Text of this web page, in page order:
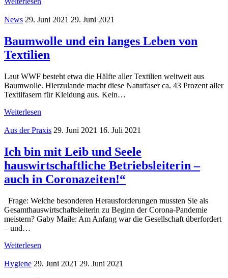
News 29. Juni 2021 29. Juni 2021
Baumwolle und ein langes Leben von
Textilien
Laut WWF besteht etwa die Hälfte aller Textilien weltweit aus
Baumwolle. Hierzulande macht diese Naturfaser ca. 43 Prozent aller
Textilfasern für Kleidung aus. Kein…
Weiterlesen
Aus der Praxis 29. Juni 2021 16. Juli 2021
Ich bin mit Leib und Seele
hauswirtschaftliche Betriebsleiterin –
auch in Coronazeiten!“
Frage: Welche besonderen Herausforderungen mussten Sie als
Gesamthauswirtschaftsleiterin zu Beginn der Corona-Pandemie
meistern? Gaby Maile: Am Anfang war die Gesellschaft überfordert
– und…
Weiterlesen
Hygiene 29. Juni 2021 29. Juni 2021